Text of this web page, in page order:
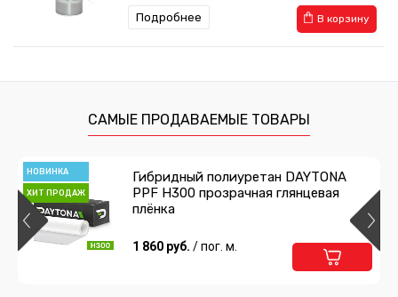
В корзину
Подробнее
238 руб./ шт
Пульверизатор 1л
1 056 руб./ шт
В корзину
САМЫЕ ПРОДАВАЕМЫЕ ТОВАРЫ
НОВИНКА
ХИТ ПРОДАЖ
Гибридный полиуретан DAYTONA
PPF H300 прозрачная глянцевая
плёнка
1 860 руб. / пог. м.